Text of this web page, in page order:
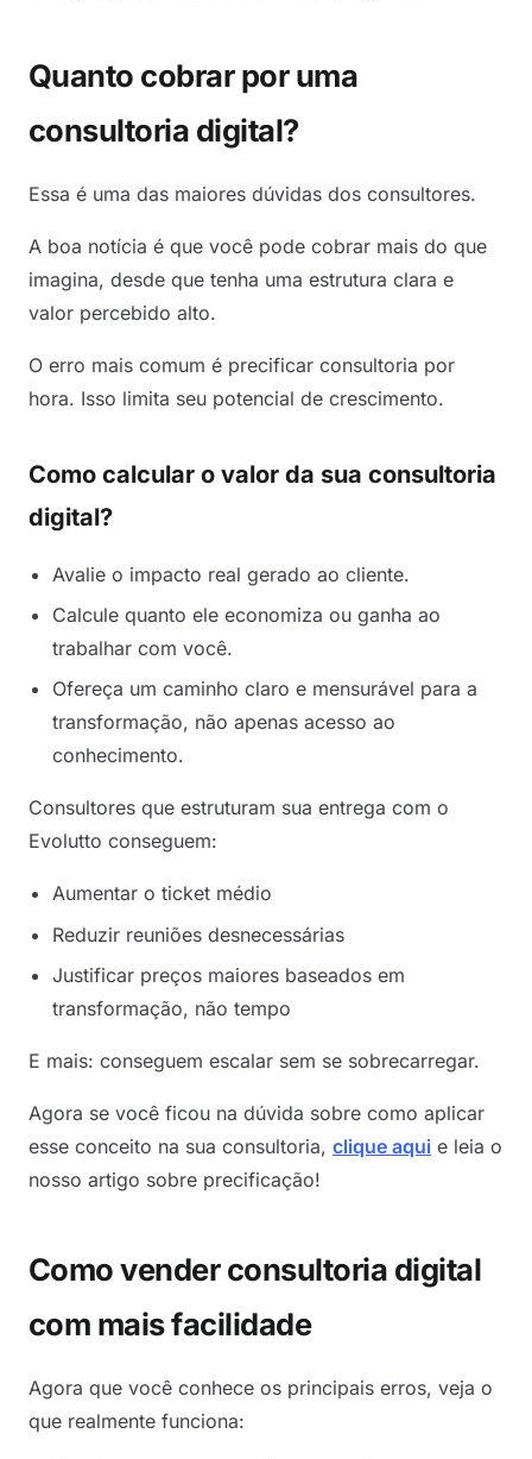
Quanto cobrar por uma
consultoria digital?
Essa é uma das maiores dúvidas dos consultores.
A boa notícia é que você pode cobrar mais do que
imagina, desde que tenha uma estrutura clara e
valor percebido alto.
O erro mais comum é precificar consultoria por
hora. Isso limita seu potencial de crescimento.
Como calcular o valor da sua consultoria
digital?
Avalie o impacto real gerado ao cliente.
Calcule quanto ele economiza ou ganha ao
trabalhar com você.
Ofereça um caminho claro e mensurável para a
transformação, não apenas acesso ao
conhecimento.
Consultores que estruturam sua entrega com o
Evolutto conseguem:
Aumentar o ticket médio
Reduzir reuniões desnecessárias
Justificar preços maiores baseados em
transformação, não tempo
E mais: conseguem escalar sem se sobrecarregar.
Agora se você ficou na dúvida sobre como aplicar
esse conceito na sua consultoria, clique aqui e leia o
nosso artigo sobre precificação!
Como vender consultoria digital
com mais facilidade
Agora que você conhece os principais erros, veja o
que realmente funciona: